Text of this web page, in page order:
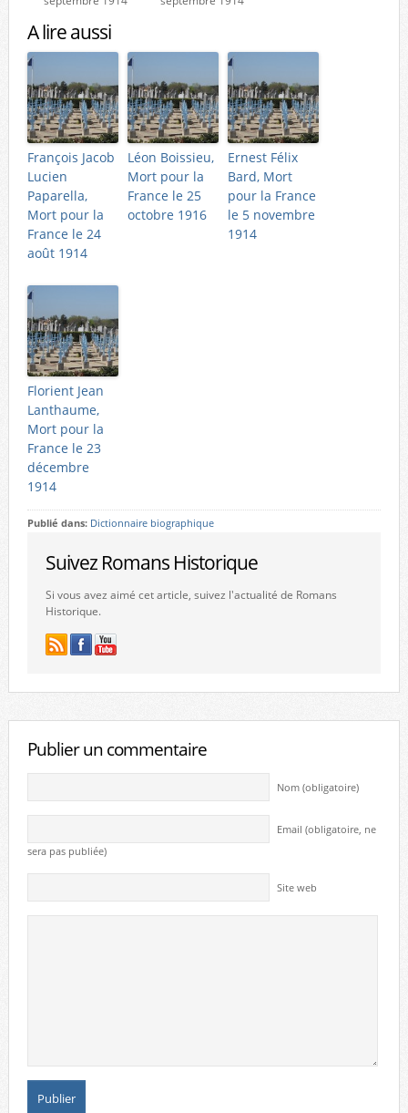
A lire aussi
François Jacob
Lucien
Paparella,
Mort pour la
France le 24
août 1914
Léon Boissieu,
Mort pour la
France le 25
octobre 1916
Ernest Félix
Bard, Mort
pour la France
le 5 novembre
1914
Florient Jean
Lanthaume,
Mort pour la
France le 23
décembre
1914
Publié dans: Dictionnaire biographique
Suivez Romans Historique
Si vous avez aimé cet article, suivez l'actualité de Romans
Historique.
Publier un commentaire
Nom (obligatoire)
Email (obligatoire, ne
sera pas publiée)
Site web